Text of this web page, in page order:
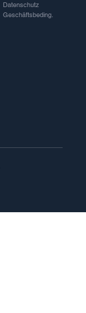
Datenschutz
Geschäftsbeding.